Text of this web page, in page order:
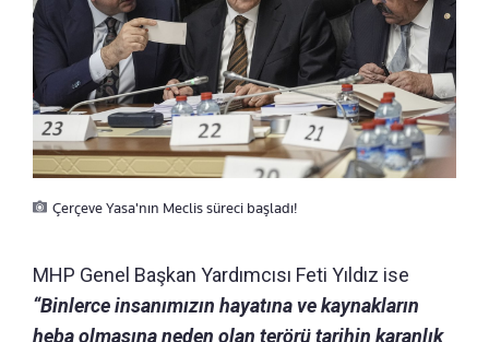
Çerçeve Yasa'nın Meclis süreci başladı!
MHP Genel Başkan Yardımcısı Feti Yıldız ise
“Binlerce insanımızın hayatına ve kaynakların
heba olmasına neden olan terörü tarihin karanlık